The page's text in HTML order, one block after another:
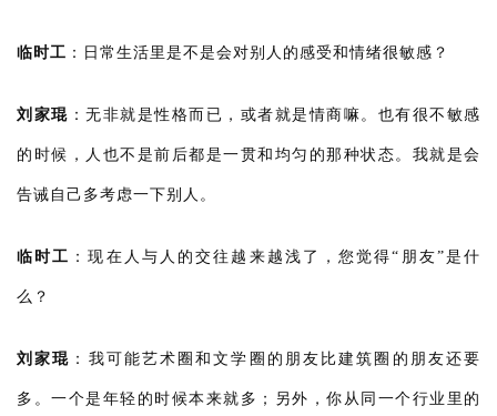
临时工 ： 日常生活里是不是会对别人的感受和情绪很敏感？
刘家琨 ： 无非就是性格而已，或者就是情商嘛。也有很不敏感
的时候，人也不是前后都是一贯和均匀的那种状态。我就是会
告诫自己多考虑一下别人。
临时工 ：现在人与人的交往越来越浅了，您觉得“朋友”是什
么？
刘家琨 ： 我可能艺术圈和文学圈的朋友比建筑圈的朋友还要
多。一个是年轻的时候本来就多；另外，你从同一个行业里的